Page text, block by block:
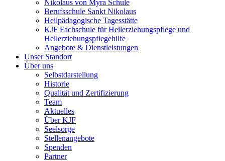
Nikolaus von Myra Schule
Berufsschule Sankt Nikolaus
Heilpädagogische Tagesstätte
KJF Fachschule für Heilerziehungspflege und
Heilerziehungspflegehilfe
Angebote & Dienstleistungen
Unser Standort
Über uns
Selbstdarstellung
Historie
Qualität und Zertifizierung
Team
Aktuelles
Über KJF
Seelsorge
Stellenangebote
Spenden
Partner